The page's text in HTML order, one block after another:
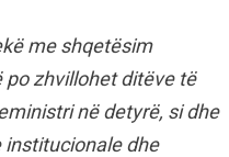
me shqetësim
po zhvillohet ditëve të
në detyrë, si dhe
dhe